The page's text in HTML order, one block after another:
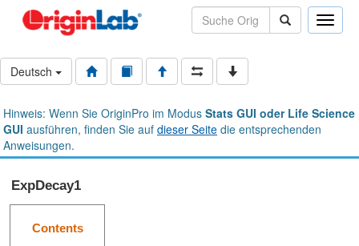
Toggle
Deutsch
Hinweis: Wenn Sie OriginPro im Modus Stats GUI oder Life Science
GUI ausführen, finden Sie auf dieser Seite die entsprechenden
Anweisungen.
ExpDecay1
Contents